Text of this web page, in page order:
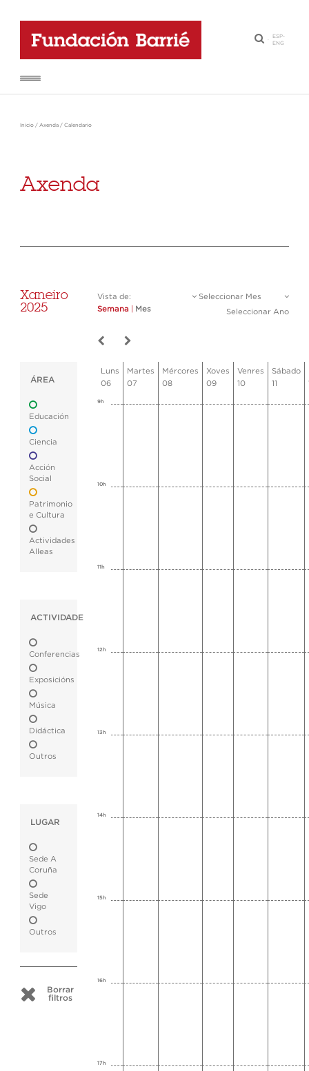
·
ESP-
ENG
Inicio / Axenda / Calendario
Axenda
Xaneiro
2025
Vista de:
Semana
Mes
Seleccionar Mes
Seleccionar Ano
ÁREA
Educación
Ciencia
Acción
Social
Patrimonio
e Cultura
Actividades
Alleas
ACTIVIDADE
Conferencias
Exposicións
Música
Didáctica
Outros
LUGAR
Sede A
Coruña
Sede
Vigo
Outros
Borrar
filtros
Luns
06
Martes
07
Mércores
08
Xoves
09
Venres
10
Sábado
11
9h
10h
11h
12h
13h
14h
15h
16h
17h